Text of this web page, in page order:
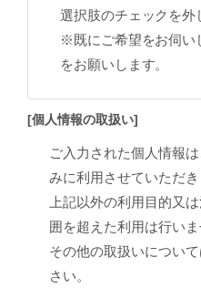
選択肢のチェックを外
※既にご希望をお伺い
をお願いします。
[個人情報の取扱い]
ご入力された個人情報
みに利用させていただき
上記以外の利用目的又
囲を超えた利用は行いま
その他の取扱いについて
さい。